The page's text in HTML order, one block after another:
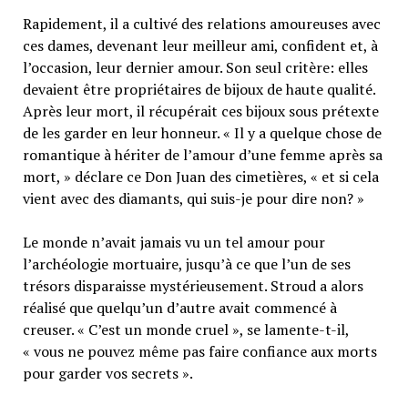
Rapidement, il a cultivé des relations amoureuses avec
ces dames, devenant leur meilleur ami, confident et, à
l’occasion, leur dernier amour. Son seul critère: elles
devaient être propriétaires de bijoux de haute qualité.
Après leur mort, il récupérait ces bijoux sous prétexte
de les garder en leur honneur. « Il y a quelque chose de
romantique à hériter de l’amour d’une femme après sa
mort, » déclare ce Don Juan des cimetières, « et si cela
vient avec des diamants, qui suis-je pour dire non? »
Le monde n’avait jamais vu un tel amour pour
l’archéologie mortuaire, jusqu’à ce que l’un de ses
trésors disparaisse mystérieusement. Stroud a alors
réalisé que quelqu’un d’autre avait commencé à
creuser. « C’est un monde cruel », se lamente-t-il,
« vous ne pouvez même pas faire confiance aux morts
pour garder vos secrets ».